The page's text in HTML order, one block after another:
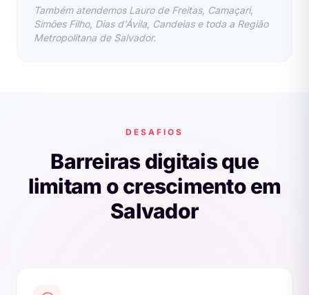
Também atendemos Lauro de Freitas, Camaçari,
Simões Filho, Dias d'Ávila, Candeias e toda a Região
Metropolitana de Salvador.
DESAFIOS
Barreiras digitais que
limitam o crescimento em
Salvador